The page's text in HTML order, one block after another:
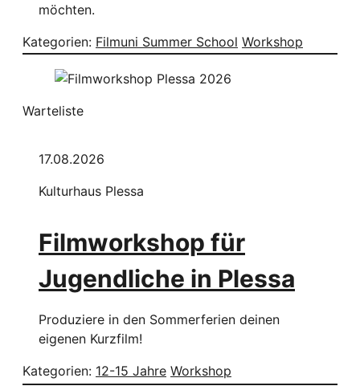
möchten.
Kategorien: Filmuni Summer School Workshop
Warteliste
17.08.2026
Kulturhaus Plessa
Filmworkshop für
Jugendliche in Plessa
Produziere in den Sommerferien deinen
eigenen Kurzfilm!
Kategorien: 12-15 Jahre Workshop